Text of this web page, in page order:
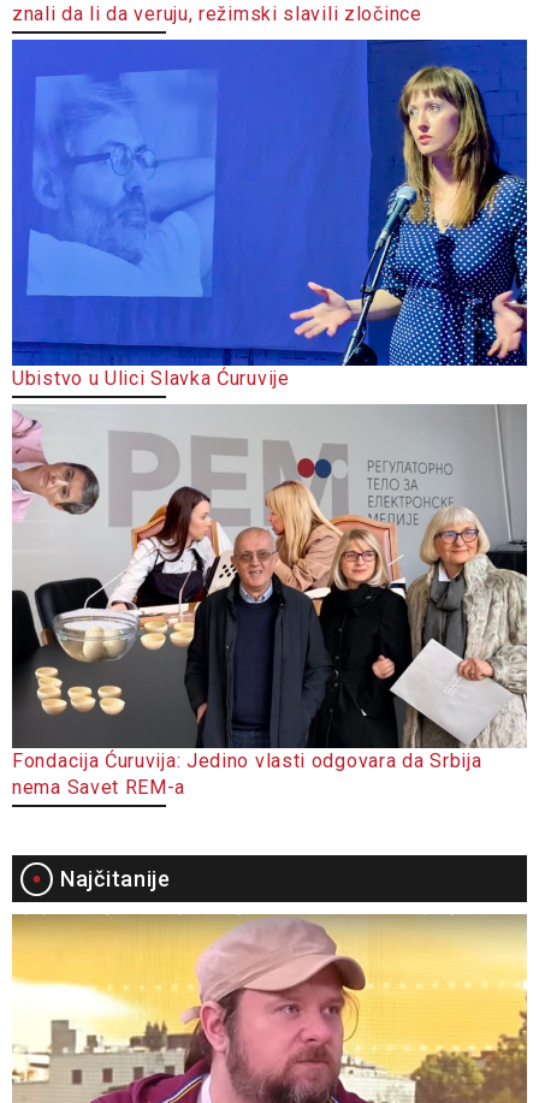
znali da li da veruju, režimski slavili zločince
Ubistvo u Ulici Slavka Ćuruvije
Fondacija Ćuruvija: Jedino vlasti odgovara da Srbija
nema Savet REM-a
Najčitanije